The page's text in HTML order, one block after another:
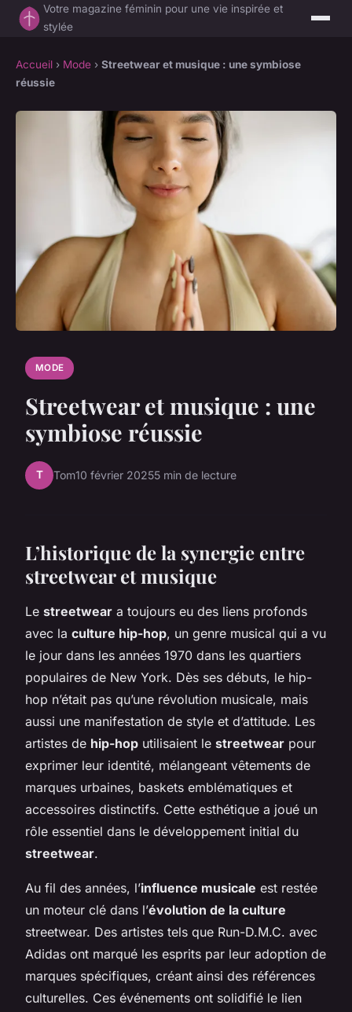
Votre magazine féminin pour une vie inspirée et
stylée
Accueil › Mode › Streetwear et musique : une symbiose
réussie
MODE
Streetwear et musique : une
symbiose réussie
T Tom10 février 20255 min de lecture
L’historique de la synergie entre
streetwear et musique
Le streetwear a toujours eu des liens profonds
avec la culture hip-hop, un genre musical qui a vu
le jour dans les années 1970 dans les quartiers
populaires de New York. Dès ses débuts, le hip-
hop n’était pas qu’une révolution musicale, mais
aussi une manifestation de style et d’attitude. Les
artistes de hip-hop utilisaient le streetwear pour
exprimer leur identité, mélangeant vêtements de
marques urbaines, baskets emblématiques et
accessoires distinctifs. Cette esthétique a joué un
rôle essentiel dans le développement initial du
streetwear.
Au fil des années, l’influence musicale est restée
un moteur clé dans l’évolution de la culture
streetwear. Des artistes tels que Run-D.M.C. avec
Adidas ont marqué les esprits par leur adoption de
marques spécifiques, créant ainsi des références
culturelles. Ces événements ont solidifié le lien